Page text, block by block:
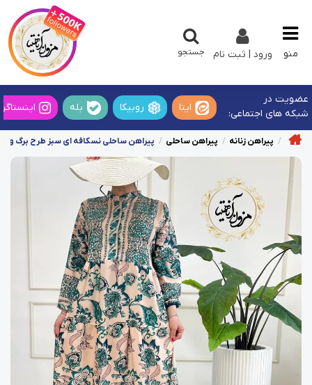
منو ورود | ثبت نام جستجو
عضویت در
شبکه های اجتماعی:
ایتا روبیکا بله
پیراهن زنانه پیراهن ساحلی پیراهن ساحلی نسکافه ای سبز طرح برگ و